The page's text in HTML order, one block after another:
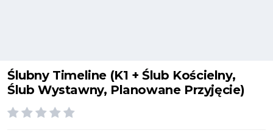
Ślubny Timeline (K1 + Ślub Kościelny,
Ślub Wystawny, Planowane Przyjęcie)